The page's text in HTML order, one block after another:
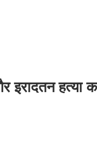
इरादतन हत्या